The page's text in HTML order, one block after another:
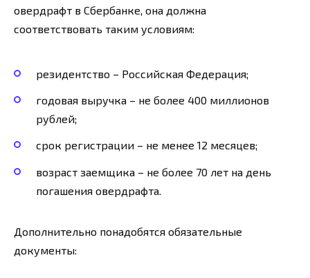
овердрафт в Сбербанке, она должна
соответствовать таким условиям:
резидентство – Российская Федерация;
годовая выручка – не более 400 миллионов
рублей;
срок регистрации – не менее 12 месяцев;
возраст заемщика – не более 70 лет на день
погашения овердрафта.
Дополнительно понадобятся обязательные
документы: